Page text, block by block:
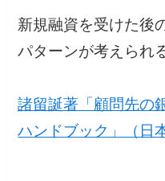
新規融資を受けた後
パターンが考えられ
諸留誕著「顧問先の
ハンドブック」（日